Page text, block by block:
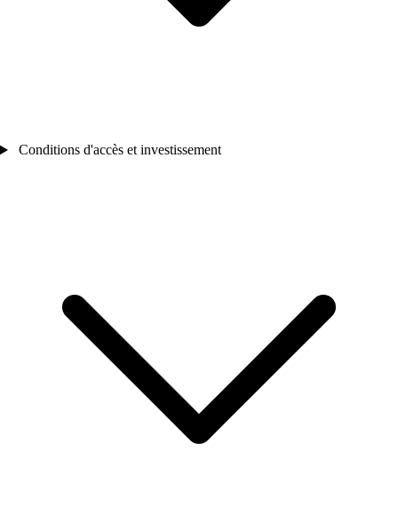
Conditions d'accès et investissement